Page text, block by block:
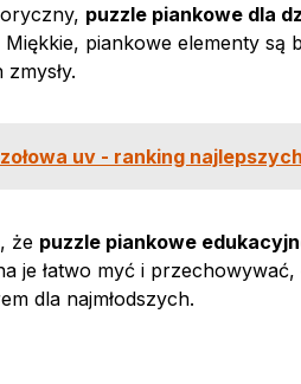
puzzle piankowe dla
piankowe elementy są
uv - ranking
że puzzle piankowe
je łatwo myć i
dla najmłodszych.